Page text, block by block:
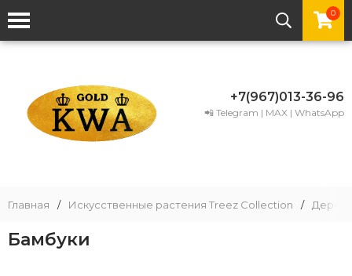
0
+7(967)013-36-96
📲 Telegram | MAX | WhatsApp
Главная / Искусственные растения Treez Collection /
Бамбуки